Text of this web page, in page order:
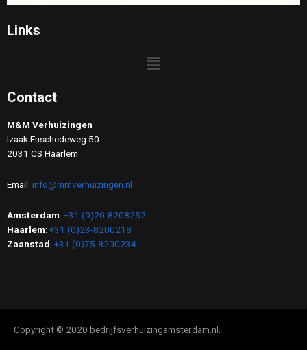
Links
Contact
M&M Verhuizingen
Izaak Enschedeweg 50
2031 CS Haarlem
Email: info@mmverhuizingen.nl
Amsterdam: +31 (0)20-8208252
Haarlem: +31 (0)23-8200218
Zaanstad: +31 (0)75-8200234
Copyright © 2020 bedrijfsverhuizingamsterdam.nl.